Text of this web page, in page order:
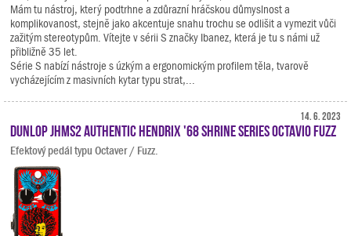
Mám tu nástroj, který podtrhne a zdůrazní hráčskou důmyslnost a
komplikovanost, stejně jako akcentuje snahu trochu se odlišit a vymezit vůči
zažitým stereotypům. Vítejte v sérii S značky Ibanez, která je tu s námi už
přibližně 35 let.
Série S nabízí nástroje s úzkým a ergonomickým profilem těla, tvarově
vycházejícím z masivních kytar typu strat,...
14. 6. 2023
Dunlop JHMS2 Authentic Hendrix '68 Shrine Series Octavio Fuzz
Efektový pedál typu Octaver / Fuzz.